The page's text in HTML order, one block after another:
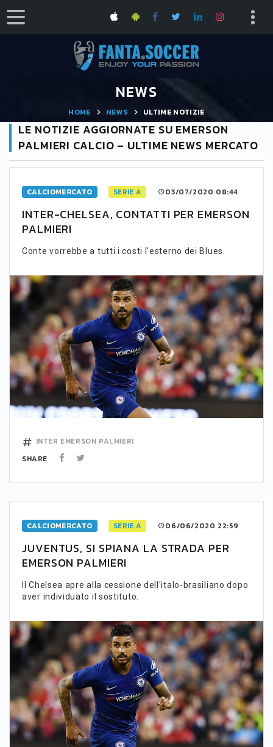
NEWS
HOME NEWS ULTIME NOTIZIE
LE NOTIZIE AGGIORNATE SU EMERSON
PALMIERI CALCIO – ULTIME NEWS MERCATO
CALCIOMERCATO SERIE A 03/07/2020 08:44
INTER-CHELSEA, CONTATTI PER EMERSON
PALMIERI
Conte vorrebbe a tutti i costi l'esterno dei Blues.
INTER EMERSON PALMIERI
SHARE
CALCIOMERCATO SERIE A 06/06/2020 22:59
JUVENTUS, SI SPIANA LA STRADA PER
EMERSON PALMIERI
Il Chelsea apre alla cessione dell'italo-brasiliano dopo
aver individuato il sostituto.